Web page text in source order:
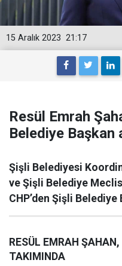
21:17
15 Aralık 2023
Resül Emrah
Belediye Başkan
Şişli Belediyesi
ve Şişli Belediye
CHP’den Şişli Belediye
RESÜL EMRAH
TAKIMINDA